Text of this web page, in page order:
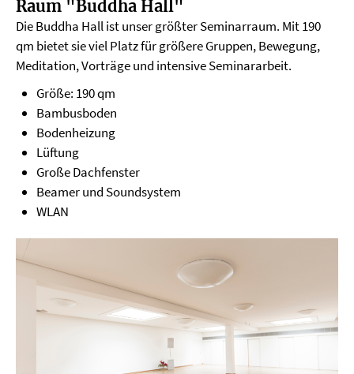
Raum "Buddha Hall"
Die Buddha Hall ist unser größter Seminarraum. Mit 190
qm bietet sie viel Platz für größere Gruppen, Bewegung,
Meditation, Vorträge und intensive Seminararbeit.
Größe: 190 qm
Bambusboden
Bodenheizung
Lüftung
Große Dachfenster
Beamer und Soundsystem
WLAN